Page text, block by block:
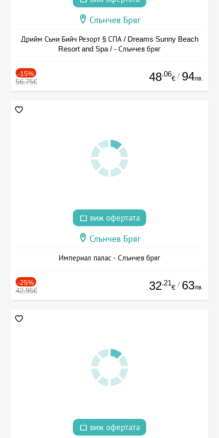
Слънчев Бряг
Дрийм Съни Бийч Резорт § СПА / Dreams Sunny Beach
Resort and Spa / - Слънчев бряг
-15%
56.75€ 48.06
€ / 94лв.
виж офертата
Слънчев Бряг
Империал палас - Слънчев бряг
-25%
42.95€ 32.21
€ / 63лв.
виж офертата